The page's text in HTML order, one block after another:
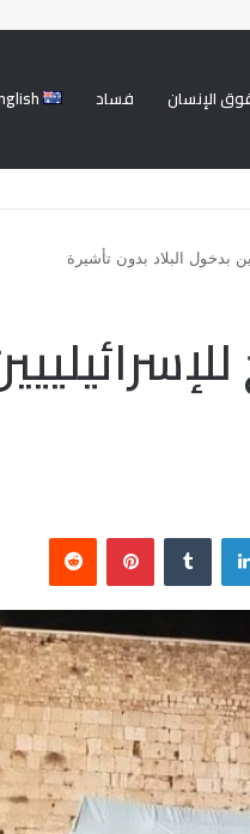
الإنسان فساد
بدخول البلاد بدون تأشيرة
لينكدإن بينتيريست